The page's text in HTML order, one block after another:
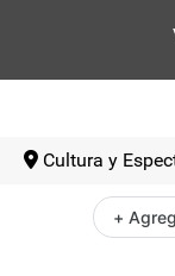
Cultura y
+